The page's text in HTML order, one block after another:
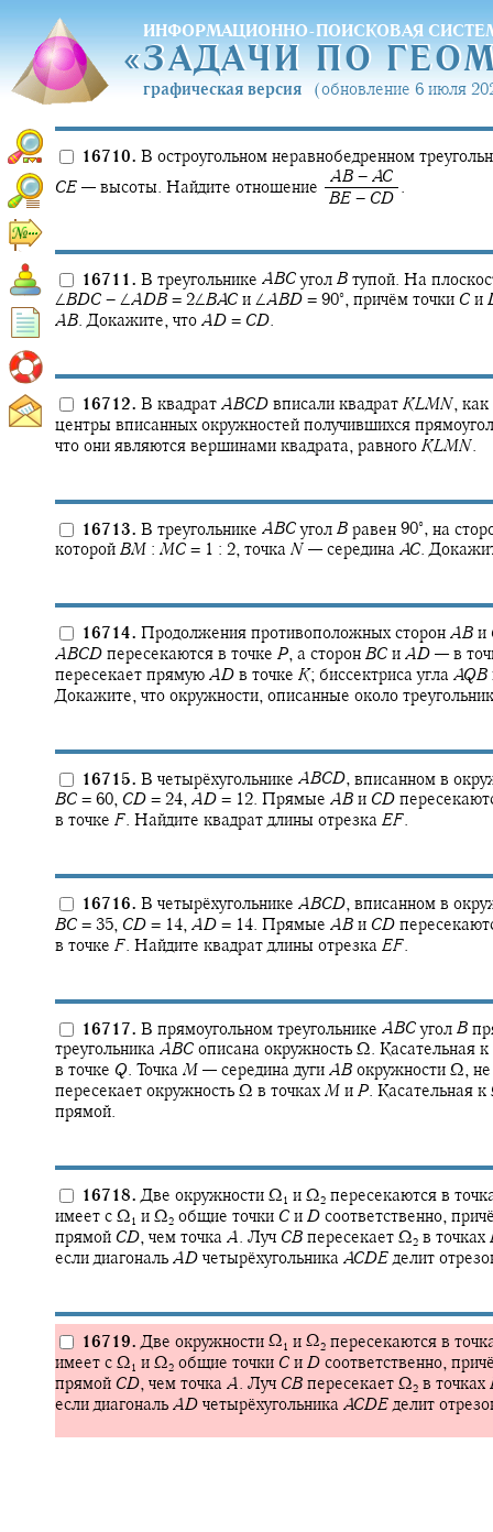
ИНФОРМАЦИОННО-ПОИСКОВАЯ
«ЗАДАЧИ ПО
«ЗАДАЧИ ПО
графическая версия (обновление 6 июля
16710. В остроугольном неравнобедренном
CE — высоты. Найдите отношение
AB − AC
BE − CD
.
16711. В треугольнике ABCугол B тупой. На
∠BDC − ∠ADB = 2∠BAC и ∠ABD = 90‍∘ , причём точки C и
AB. Докажите, что AD = CD.
16712. В квадрат ABCD вписали квадрат KLMN, как
центры вписанных окружностей получившихся
что они являются вершинами квадрата, равного KLMN.
16713. В треугольнике ABCугол B равен 90‍∘ , на
которой BM : MC = 1 : 2, точка N — середина AC.
16714. Продолжения противоположных сторон AB и
ABCD пересекаются в точке P, а сторон BC и AD — в
пересекает прямую AD в точке K; биссектриса угла AQB
Докажите, что окружности, описанные около
16715. В четырёхугольнике ABCD, вписанном в
BC = 60, CD = 24, AD = 12. Прямые AB и CD
в точке F. Найдите квадрат длины отрезка EF.
16716. В четырёхугольнике ABCD, вписанном в
BC = 35, CD = 14, AD = 14. Прямые AB и CD
в точке F. Найдите квадрат длины отрезка EF.
16717. В прямоугольном треугольнике ABCугол B
треугольника ABC описана окружность Ω. Касательная к
в точке Q. Точка M — середина дуги AB окружности Ω,
пересекает окружность Ω в точках M и P. Касательная к
прямой.
16718. Две окружности Ω‍ 1 и Ω‍2 пересекаются в
имеет с Ω‍ 1 и Ω‍2 общие точки C и D соответственно,
прямой CD, чем точка A. Луч CB пересекает Ω‍2 в точках
если диагональ AD четырёхугольника ACDEделит
16719. Две окружности Ω‍ 1 и Ω‍2 пересекаются в
имеет с Ω‍ 1 и Ω‍2 общие точки C и D соответственно,
прямой CD, чем точка A. Луч CB пересекает Ω‍2 в точках
если диагональ AD четырёхугольника ACDEделит